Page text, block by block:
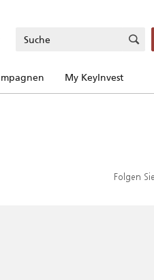
My KeyInvest
Folgen